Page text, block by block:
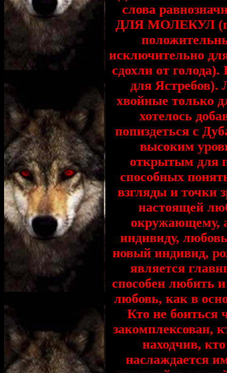
слова
ДЛЯ МОЛЕКУЛ
исключительно
сдохли от
для
хвойные только
хотелось
попиздеться с
высоким
открытым для
способных
взгляды и точки
настоящей
окружающему,
индивиду,
новый индивид,
является
способен любить
любовь, как в
Кто не боиться
закомплексован,
находчив,
наслаждается